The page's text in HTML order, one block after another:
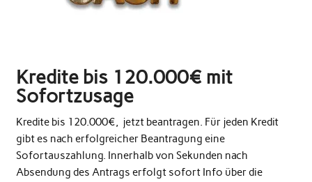
Kredite bis 120.000€ mit
Sofortzusage
Kredite bis 120.000€, jetzt beantragen. Für jeden Kredit
gibt es nach erfolgreicher Beantragung eine
Sofortauszahlung. Innerhalb von Sekunden nach
Absendung des Antrags erfolgt sofort Info über die